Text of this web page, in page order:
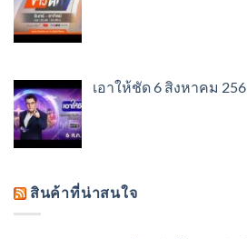
เอาให้ชัด 6 สิงหาคม
สินค้าที่น่าสนใจ